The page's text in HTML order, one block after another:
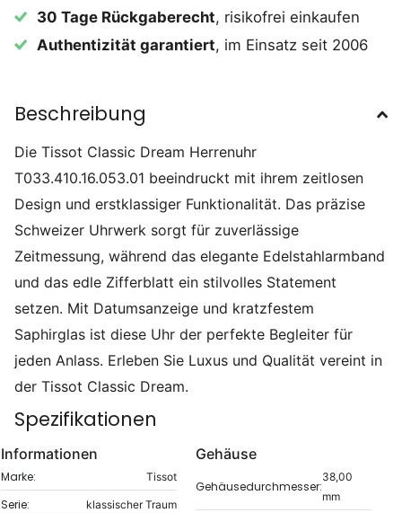
30 Tage Rückgaberecht, risikofrei einkaufen
Authentizität garantiert, im Einsatz seit 2006
Beschreibung
Die Tissot Classic Dream Herrenuhr
T033.410.16.053.01 beeindruckt mit ihrem zeitlosen
Design und erstklassiger Funktionalität. Das präzise
Schweizer Uhrwerk sorgt für zuverlässige
Zeitmessung, während das elegante Edelstahlarmband
und das edle Zifferblatt ein stilvolles Statement
setzen. Mit Datumsanzeige und kratzfestem
Saphirglas ist diese Uhr der perfekte Begleiter für
jeden Anlass. Erleben Sie Luxus und Qualität vereint in
der Tissot Classic Dream.
Spezifikationen
Informationen
Marke: Tissot
Serie: klassischer Traum
Gehäuse
Gehäusedurchmesser:
38,00
mm